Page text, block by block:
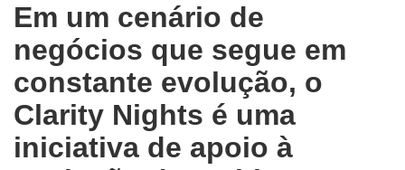
Em um cenário de
negócios que segue em
constante evolução, o
Clarity Nights é uma
iniciativa de apoio à